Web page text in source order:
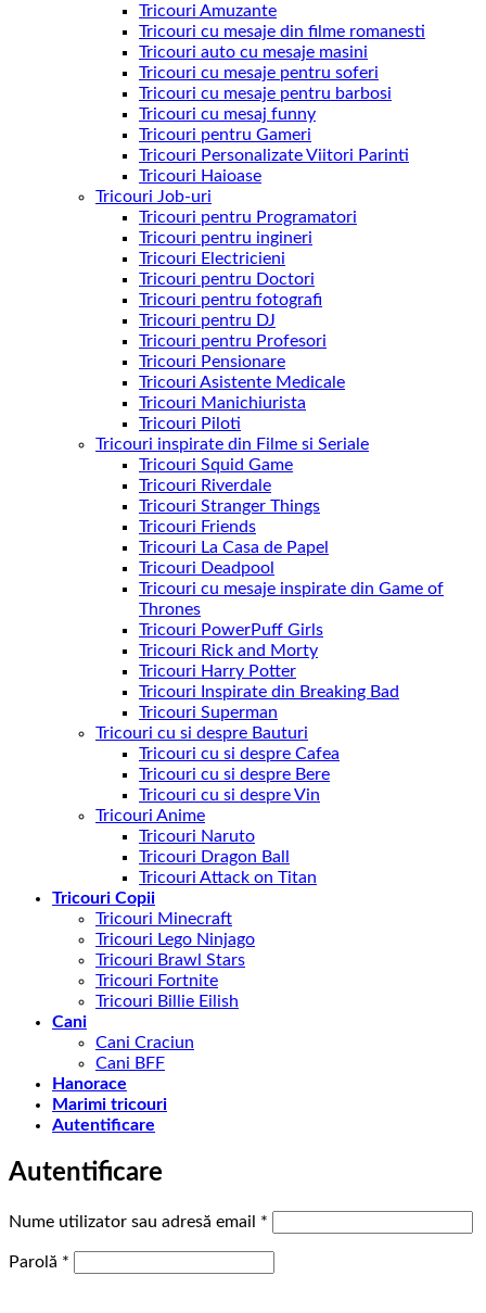
Tricouri Amuzante
Tricouri cu mesaje din filme romanesti
Tricouri auto cu mesaje masini
Tricouri cu mesaje pentru soferi
Tricouri cu mesaje pentru barbosi
Tricouri cu mesaj funny
Tricouri pentru Gameri
Tricouri Personalizate Viitori Parinti
Tricouri Haioase
Tricouri Job-uri
Tricouri pentru Programatori
Tricouri pentru ingineri
Tricouri Electricieni
Tricouri pentru Doctori
Tricouri pentru fotografi
Tricouri pentru DJ
Tricouri pentru Profesori
Tricouri Pensionare
Tricouri Asistente Medicale
Tricouri Manichiurista
Tricouri Piloti
Tricouri inspirate din Filme si Seriale
Tricouri Squid Game
Tricouri Riverdale
Tricouri Stranger Things
Tricouri Friends
Tricouri La Casa de Papel
Tricouri Deadpool
Tricouri cu mesaje inspirate din Game of
Thrones
Tricouri PowerPuff Girls
Tricouri Rick and Morty
Tricouri Harry Potter
Tricouri Inspirate din Breaking Bad
Tricouri Superman
Tricouri cu si despre Bauturi
Tricouri cu si despre Cafea
Tricouri cu si despre Bere
Tricouri cu si despre Vin
Tricouri Anime
Tricouri Naruto
Tricouri Dragon Ball
Tricouri Attack on Titan
Tricouri Copii
Tricouri Minecraft
Tricouri Lego Ninjago
Tricouri Brawl Stars
Tricouri Fortnite
Tricouri Billie Eilish
Cani
Cani Craciun
Cani BFF
Hanorace
Marimi tricouri
Autentificare
Autentificare
Nume utilizator sau adresă email *
Parolă *